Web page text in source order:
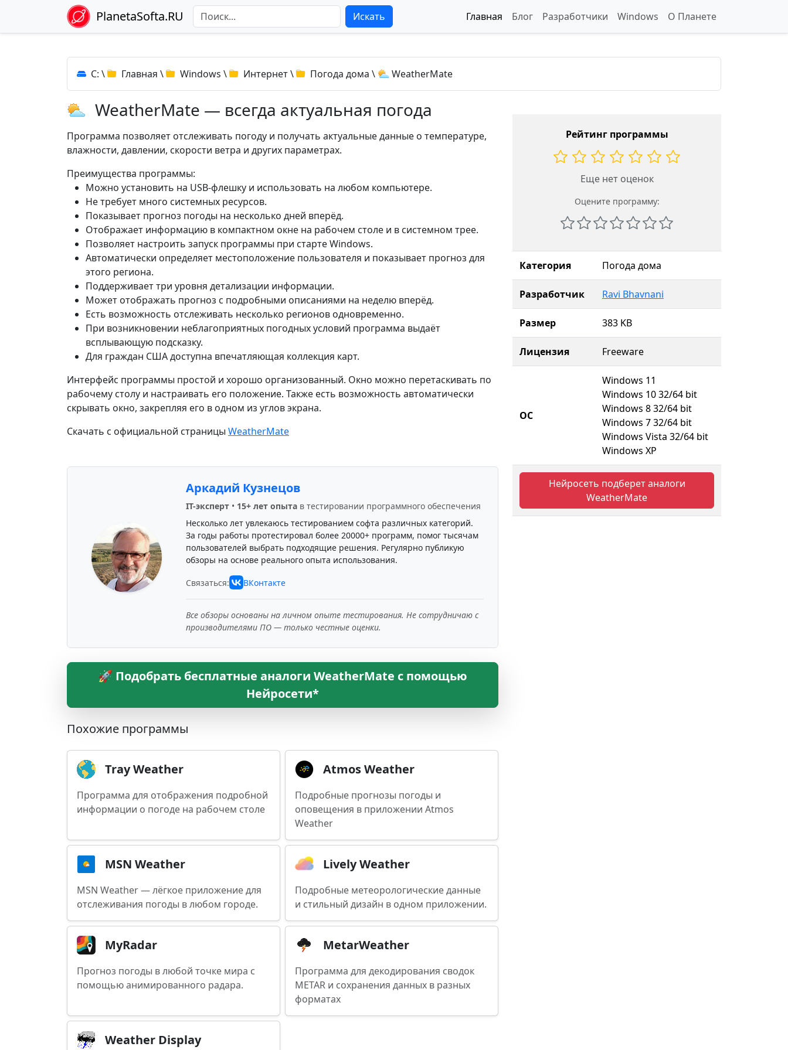
PlanetaSofta.RU Искать Главная Блог Разработчики Windows О Планете
C: \ Главная \ Windows \ Интернет\ Погода дома \ WeatherMate
WeatherMate — всегда актуальная погода
Программа позволяет отслеживать погоду и получать актуальные данные о температуре,
влажности, давлении, скорости ветра и других параметрах.
Преимущества программы:
Можно установить на USB-флешку и использовать на любом компьютере.
Не требует много системных ресурсов.
Показывает прогноз погоды на несколько дней вперёд.
Отображает информацию в компактном окне на рабочем столе и в системном трее.
Позволяет настроить запуск программы при старте Windows.
Автоматически определяет местоположение пользователя и показывает прогноз для
этого региона.
Поддерживает три уровня детализации информации.
Может отображать прогноз с подробными описаниями на неделю вперёд.
Есть возможность отслеживать несколько регионов одновременно.
При возникновении неблагоприятных погодных условий программа выдаёт
всплывающую подсказку.
Для граждан США доступна впечатляющая коллекция карт.
Интерфейс программы простой и хорошо организованный. Окно можно перетаскивать по
рабочему столу и настраивать его положение. Также есть возможность автоматически
скрывать окно, закрепляя его в одном из углов экрана.
Скачать с официальной страницы WeatherMate
Аркадий Кузнецов
IT-эксперт• 15+ лет опытав тестировании программного обеспечения
Несколько лет увлекаюсь тестированием софта различных категорий.
За годы работы протестировал более 20000+ программ, помог тысячам
пользователей выбрать подходящие решения. Регулярно публикую
обзоры на основе реального опыта использования.
Связаться: ВКонтакте
Все обзоры основаны на личном опыте тестирования. Не сотрудничаю с
производителями ПО — только честные оценки.
🚀 Подобрать бесплатные аналоги WeatherMate с помощью
Нейросети*
Похожие программы
Tray Weather
Программа для отображения подробной
информации о погоде на рабочем столе
Atmos Weather
Подробные прогнозы погоды и
оповещения в приложении Atmos
Weather
MSN Weather
MSN Weather — лёгкое приложение для
отслеживания погоды в любом городе.
Lively Weather
Подробные метеорологические данные
и стильный дизайн в одном приложении.
MyRadar
Прогноз погоды в любой точке мира с
помощью анимированного радара.
MetarWeather
Программа для декодирования сводок
METAR и сохранения данных в разных
форматах
Weather Display
Рейтинг программы
Еще нет оценок
Оцените программу:
Категория Погода дома
Разработчик Ravi Bhavnani
Размер 383 KB
Лицензия Freeware
ОС
Windows 11
Windows 10 32/64 bit
Windows 8 32/64 bit
Windows 7 32/64 bit
Windows Vista 32/64 bit
Windows XP
Нейросеть подберет аналоги
WeatherMate